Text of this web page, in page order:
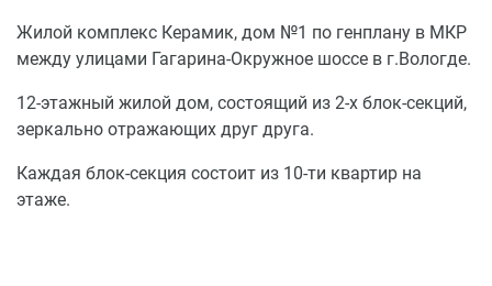
Жилой комплекс Керамик, дом №1 по генплану в МКР
между улицами Гагарина-Окружное шоссе в г.Вологде.
12-этажный жилой дом, состоящий из 2-х блок-секций,
зеркально отражающих друг друга.
Каждая блок-секция состоит из 10-ти квартир на
этаже.